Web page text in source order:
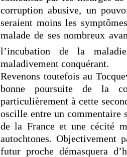
corruption abusive, un
seraient moins les
malade de ses nombreux
l’incubation de la
maladivement conquérant.
Revenons toutefois au
bonne poursuite de la
particulièrement à cette
oscille entre un commentaire
de la France et une cécité
autochtones. Objectivement
futur proche démasquera